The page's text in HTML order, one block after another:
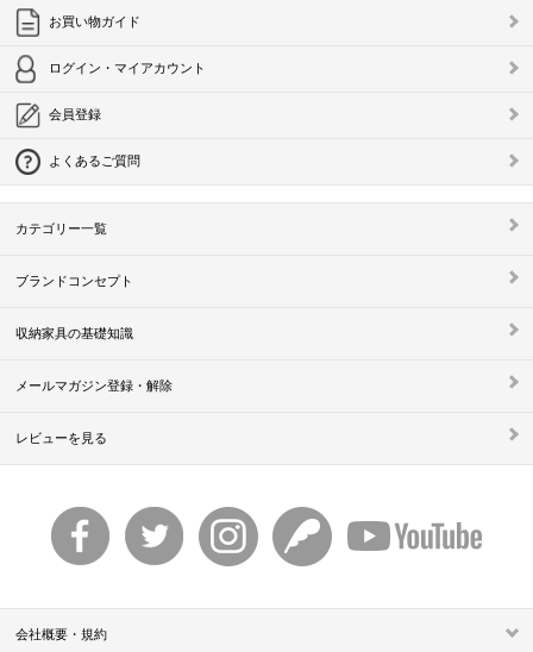
お買い物ガイド
ログイン・マイアカウント
会員登録
よくあるご質問
カテゴリー一覧
ブランドコンセプト
収納家具の基礎知識
メールマガジン登録・解除
レビューを見る
会社概要・規約